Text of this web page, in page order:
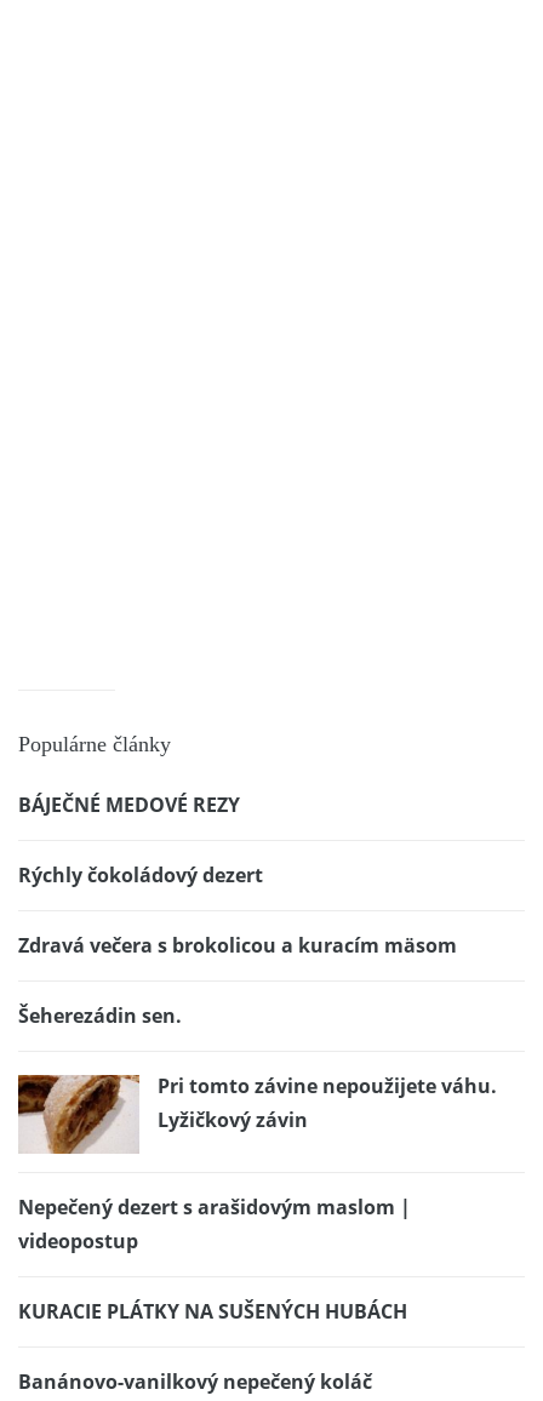
Populárne články
BÁJEČNÉ MEDOVÉ REZY
Rýchly čokoládový dezert
Zdravá večera s brokolicou a kuracím mäsom
Šeherezádin sen.
Pri tomto závine nepoužijete váhu.
Lyžičkový závin
Nepečený dezert s arašidovým maslom |
videopostup
KURACIE PLÁTKY NA SUŠENÝCH HUBÁCH
Banánovo-vanilkový nepečený koláč